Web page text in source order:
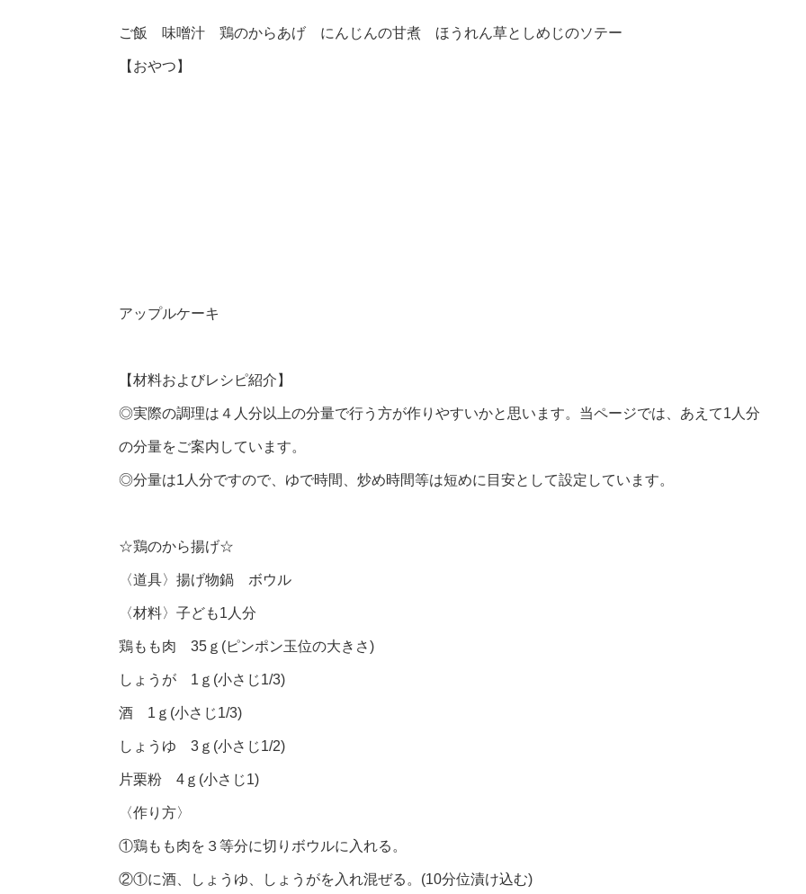
ご飯 味噌汁 鶏のからあげ にんじんの甘煮 ほうれん草としめじのソテー
【おやつ】
アップルケーキ
【材料およびレシピ紹介】
◎実際の調理は４人分以上の分量で行う方が作りやすいかと思います。当ページでは、あえて1人分
の分量をご案内しています。
◎分量は1人分ですので、ゆで時間、炒め時間等は短めに目安として設定しています。
☆鶏のから揚げ☆
〈道具〉揚げ物鍋 ボウル
〈材料〉子ども1人分
鶏もも肉 35ｇ(ピンポン玉位の大きさ)
しょうが 1ｇ(小さじ1/3)
酒 1ｇ(小さじ1/3)
しょうゆ 3ｇ(小さじ1/2)
片栗粉 4ｇ(小さじ1)
〈作り方〉
①鶏もも肉を３等分に切りボウルに入れる。
②①に酒、しょうゆ、しょうがを入れ混ぜる。(10分位漬け込む)